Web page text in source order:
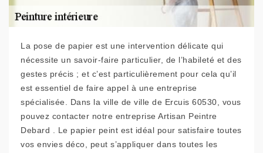
La pose de papier est une intervention délicate qui
nécessite un savoir-faire particulier, de l’habileté et des
gestes précis ; et c’est particulièrement pour cela qu’il
est essentiel de faire appel à une entreprise
spécialisée. Dans la ville de ville de Ercuis 60530, vous
pouvez contacter notre entreprise Artisan Peintre
Debard . Le papier peint est idéal pour satisfaire toutes
vos envies déco, peut s’appliquer dans toutes les